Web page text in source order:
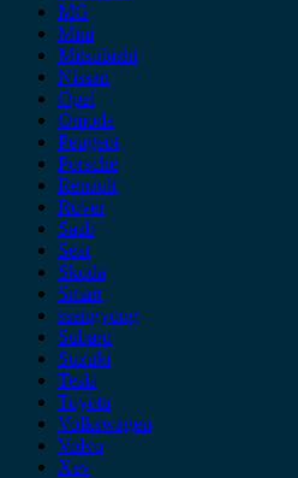
MG
Mini
Mitsubishi
Nissan
Opel
Omoda
Peugeot
Porsche
Renault
Rover
Saab
Seat
Skoda
Smart
ssangyong
Subaru
Suzuki
Tesla
Toyota
Volkswagen
Volvo
Xev